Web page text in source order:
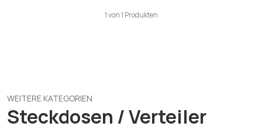
1von1 Produkten
WEITERE KATEGORIEN
Steckdosen / Verteiler